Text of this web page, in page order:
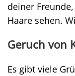
deiner
Haare sehen.
Geruch von
Es gibt viele